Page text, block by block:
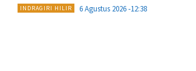
INDRAGIRI HILIR 6 Agustus 2026 -12:38